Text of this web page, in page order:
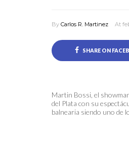
By Carlos R. Martinez At
SHARE ON
Martin Bossi, el
del Plata con su
balnearia siendo uno de